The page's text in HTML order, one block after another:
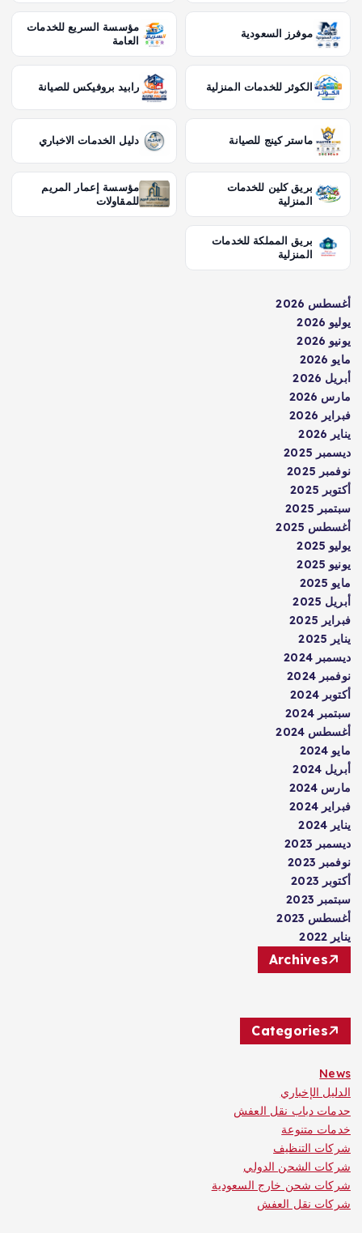
موفرز السعودية
مؤسسة السريع للخدمات
العامة
الكوثر للخدمات المنزلية رابيد بروفيكس للصيانة
ماستر كينج للصيانة دليل الخدمات الاخباري
بريق كلين للخدمات
المنزلية
مؤسسة إعمار المريم
للمقاولات
بريق المملكة للخدمات
المنزلية
أغسطس 2026
يوليو 2026
يونيو 2026
مايو 2026
أبريل 2026
مارس 2026
فبراير 2026
يناير 2026
ديسمبر 2025
نوفمبر 2025
أكتوبر 2025
سبتمبر 2025
أغسطس 2025
يوليو 2025
يونيو 2025
مايو 2025
أبريل 2025
فبراير 2025
يناير 2025
ديسمبر 2024
نوفمبر 2024
أكتوبر 2024
سبتمبر 2024
أغسطس 2024
مايو 2024
أبريل 2024
مارس 2024
فبراير 2024
يناير 2024
ديسمبر 2023
نوفمبر 2023
أكتوبر 2023
سبتمبر 2023
أغسطس 2023
يناير 2022
Archives
Categories
News
الدليل الإخباري
حدمات دباب نقل العفش
خدمات متنوعة
شركات التنظيف
شركات الشحن الدولي
شركات شحن خارج السعودية
شركات نقل العفش